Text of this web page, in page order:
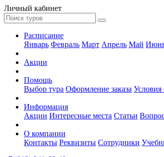
Личный кабинет
Расписание
Январь Февраль Март Апрель Май
Акции
Помощь
Выбор тура Оформление заказа Условия
Информация
Акции Интересные места Статьи
О компании
Контакты Реквизиты Сотрудники